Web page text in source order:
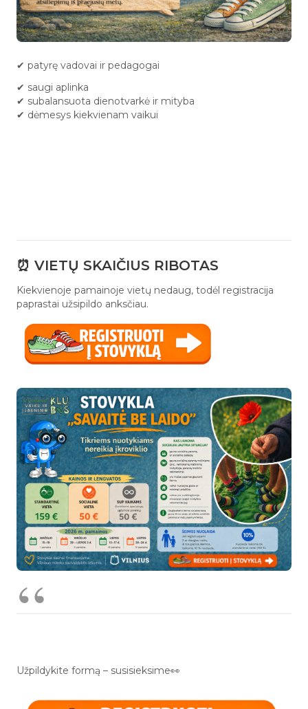
✔ patyrę vadovai ir pedagogai
✔ saugi aplinka
✔ subalansuota dienotvarkė ir mityba
✔ dėmesys kiekvienam vaikui
⏰ VIETŲ SKAIČIUS RIBOTAS
Kiekvienoje pamainoje vietų nedaug, todėl registracija
paprastai užsipildo anksčiau.
Užpildykite formą – susisieksime👀